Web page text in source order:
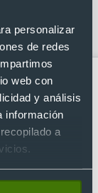
personalizar
de redes
web con
y análisis
información
a
de Ø